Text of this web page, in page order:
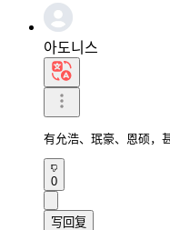
아도니스
有允浩、珉豪、恩硕，
0
写回复